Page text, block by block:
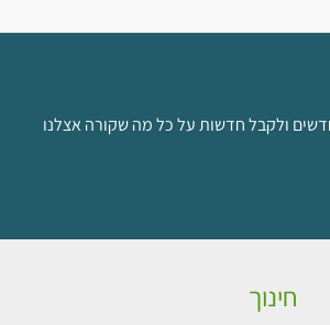
ולקבל חדשות על כל מה שקורה אצלנו
חינוך